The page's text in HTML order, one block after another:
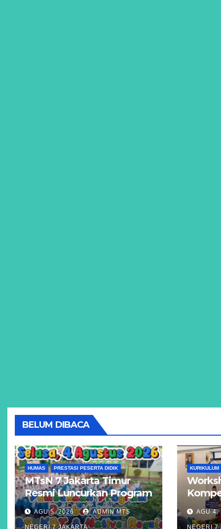
BELUM DIBACA
HUMAS PRESTASI PESERTA DIDIK
MTsN 7 Jakarta Timur
Resmi Luncurkan Program
Unggulan KBS, KBT, dan
Kelas Reguler Native
AGU 5, 2026 ADMIN MTS
NEGERI 7 JAKARTA
KURIKULUM
AGU 4,
NEGERI 7